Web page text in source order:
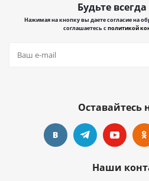
Будьте
Нажимая на кнопку вы даете согласие на
соглашаетесь сполитикой
Оставайтесь
Наши